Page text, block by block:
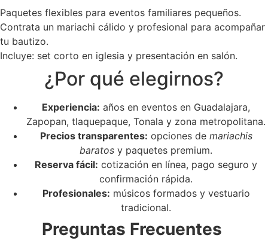
Paquetes flexibles para eventos familiares pequeños.
Contrata un mariachi cálido y profesional para acompañar
tu bautizo.
Incluye: set corto en iglesia y presentación en salón.
¿Por qué elegirnos?
Experiencia: años en eventos en Guadalajara,
Zapopan, tlaquepaque, Tonala y zona metropolitana.
Precios transparentes: opciones de mariachis
baratos y paquetes premium.
Reserva fácil: cotización en línea, pago seguro y
confirmación rápida.
Profesionales: músicos formados y vestuario
tradicional.
Preguntas Frecuentes